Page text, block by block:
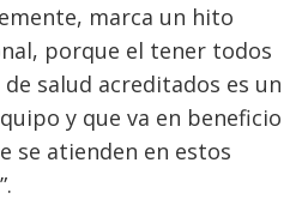
marca un hito
porque el tener todos
salud acreditados es un
y que va en beneficio
se atienden en estos